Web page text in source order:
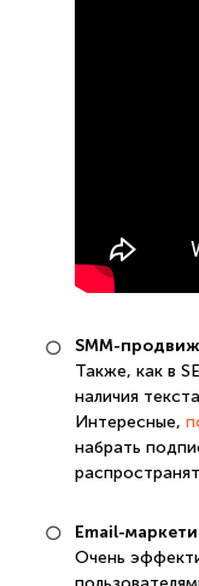
SMM-
Также, как в
наличия
Интересные,
набрать
Email-
Очень